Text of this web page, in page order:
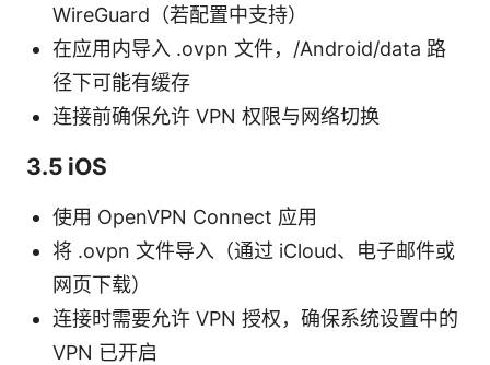
WireGuard（若配置中支持）
在应用内导入 .ovpn 文件，/Android/data 路
径下可能有缓存
连接前确保允许 VPN 权限与网络切换
3.5 iOS
使用 OpenVPN Connect 应用
将 .ovpn 文件导入（通过 iCloud、电子邮件或
网页下载）
连接时需要允许 VPN 授权，确保系统设置中的
VPN 已开启